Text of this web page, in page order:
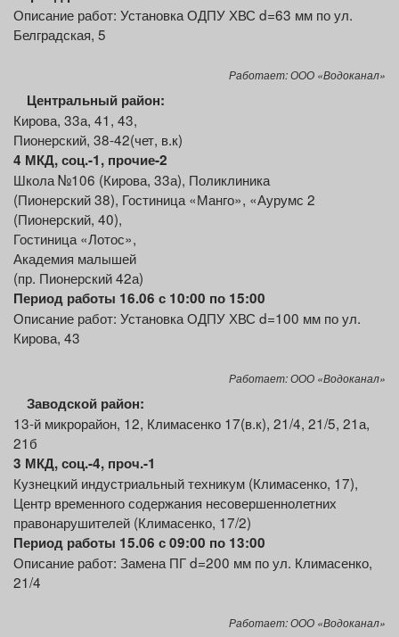
Описание работ: Установка ОДПУ ХВС d=63 мм по ул.
Белградская, 5
Работает: ООО «Водоканал»
Центральный район:
Кирова, 33а, 41, 43,
Пионерский, 38-42(чет, в.к)
4 МКД, соц.-1, прочие-2
Школа №106 (Кирова, 33а), Поликлиника
(Пионерский 38), Гостиница «Манго», «Аурумс 2
(Пионерский, 40),
Гостиница «Лотос»,
Академия малышей
(пр. Пионерский 42а)
Период работы 16.06 с 10:00 по 15:00
Описание работ: Установка ОДПУ ХВС d=100 мм по ул.
Кирова, 43
Работает: ООО «Водоканал»
Заводской район:
13-й микрорайон, 12, Климасенко 17(в.к), 21/4, 21/5, 21а,
21б
3 МКД,соц.-4, проч.-1
Кузнецкий индустриальный техникум (Климасенко, 17),
Центр временного содержания несовершеннолетних
правонарушителей (Климасенко, 17/2)
Период работы 15.06 с 09:00 по 13:00
Описание работ: Замена ПГ d=200 мм по ул. Климасенко,
21/4
Работает: ООО «Водоканал»